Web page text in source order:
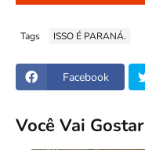
Tags ISSO É PARANÁ.
Facebook
Você Vai Gostar